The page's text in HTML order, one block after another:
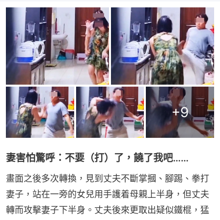
+9
妻害怕驚呼：不要（打）了，饒了我吧……
畫面之後多次轉換，見到丈夫不斷掌摑、腳踢、拳打
妻子，站在一旁的女兒用手護着母親上半身，但丈夫
轉而攻擊妻子下半身。丈夫後來更取出疑似鐵棍，猛